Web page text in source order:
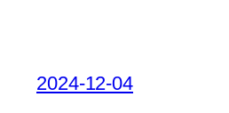
2024-12-04